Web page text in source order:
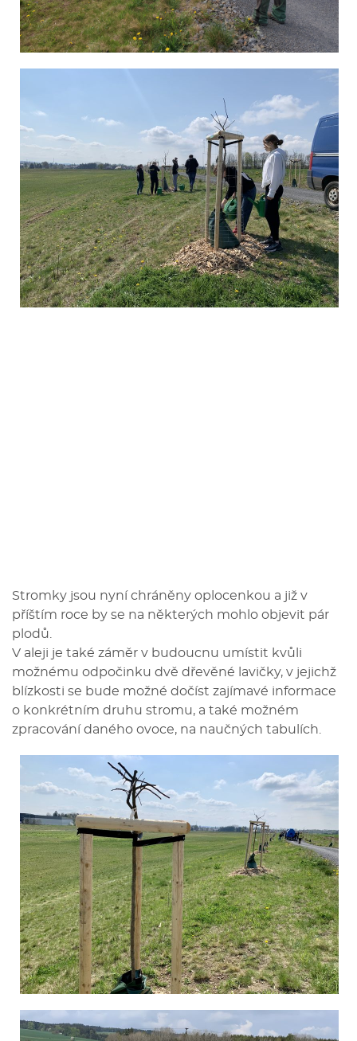
Stromky jsou nyní chráněny oplocenkou a již v
příštím roce by se na některých mohlo objevit pár
plodů.
V aleji je také záměr v budoucnu umístit kvůli
možnému odpočinku dvě dřevěné lavičky, v jejichž
blízkosti se bude možné dočíst zajímavé informace
o konkrétním druhu stromu, a také možném
zpracování daného ovoce, na naučných tabulích.